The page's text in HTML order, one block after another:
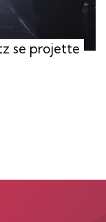
se projette